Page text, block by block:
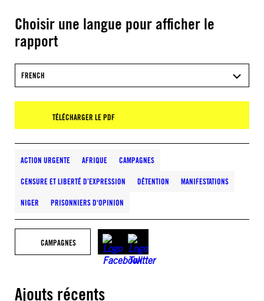
Choisir une langue pour afficher le
rapport
FRENCH
TÉLÉCHARGER LE PDF
ACTION URGENTE AFRIQUE CAMPAGNES
CENSURE ET LIBERTÉ D’EXPRESSION DÉTENTION MANIFESTATIONS
NIGER PRISONNIERS D'OPINION
CAMPAGNES
Ajouts récents